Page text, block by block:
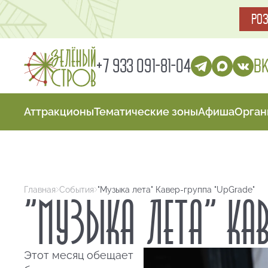
+7 933 091-81-04
АттракционыТематические зоныАфиша
Главная События "Музыка лета" Кавер-группа "UpGrade"
"МУЗЫКА ЛЕТА"
Этот месяц обещает